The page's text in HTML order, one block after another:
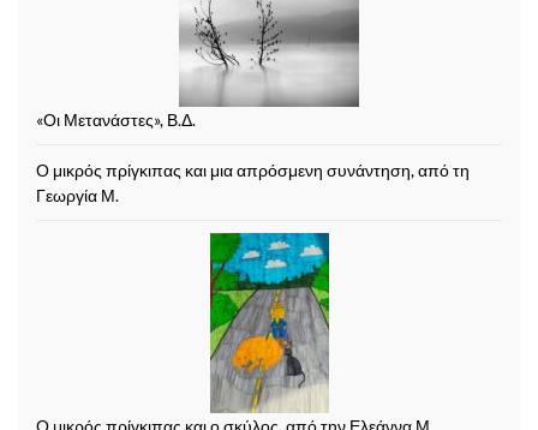
«Οι Μετανάστες», Β.Δ.
Ο μικρός πρίγκιπας και μια απρόσμενη συνάντηση, από τη
Γεωργία Μ.